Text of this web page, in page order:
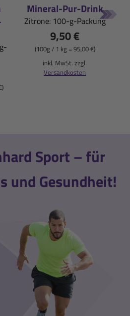
Mineral-Pur-Drink
Zitrone: 100-g-Packung
9,50 €
(100g / 1 kg = 95,00 €)
inkl. MwSt. zzgl.
Versandkosten
Sport – für
und Gesundheit!